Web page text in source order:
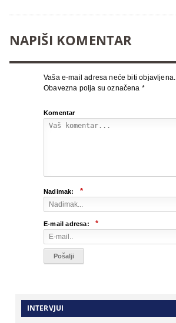
NAPIŠI KOMENTAR
Vaša e-mail adresa neće biti objavljena.
Obavezna polja su označena *
Komentar
Nadimak: *
E-mail adresa: *
INTERVJUI